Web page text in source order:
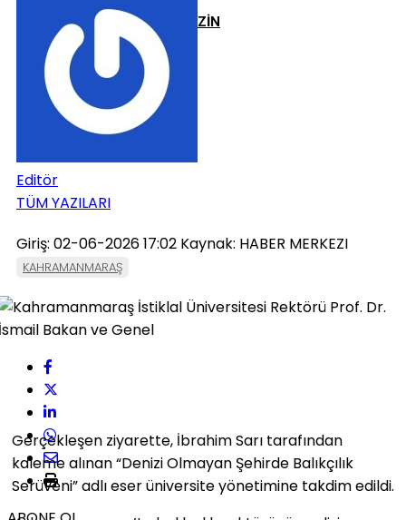
MAGAZİN
Editör
TÜM YAZILARI
Giriş: 02-06-2026 17:02 Kaynak: HABER MERKEZI
KAHRAMANMARAŞ
Gerçekleşen ziyarette, İbrahim Sarı tarafından
kaleme alınan “Denizi Olmayan Şehirde Balıkçılık
Serüveni” adlı eser üniversite yönetimine takdim edildi.